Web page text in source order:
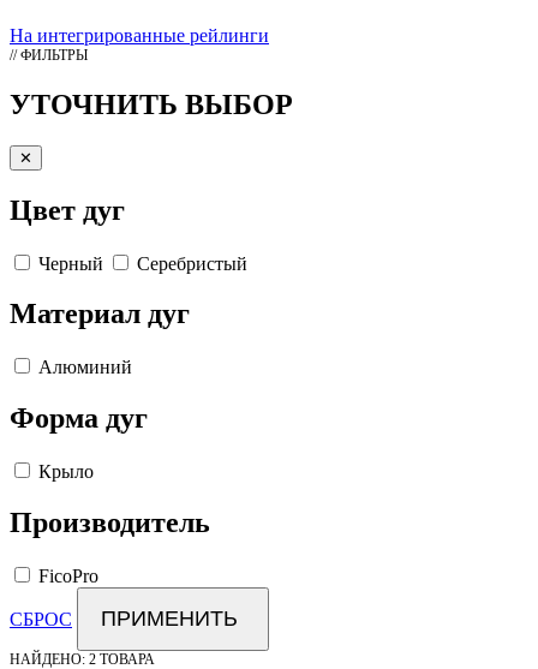
На интегрированные рейлинги
// ФИЛЬТРЫ
УТОЧНИТЬ ВЫБОР
✕
Цвет дуг
Черный Серебристый
Материал дуг
Алюминий
Форма дуг
Крыло
Производитель
FicoPro
СБРОС ПРИМЕНИТЬ
НАЙДЕНО: 2 ТОВАРА